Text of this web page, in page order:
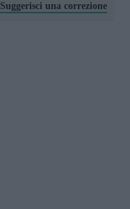
Suggerisci una correzione